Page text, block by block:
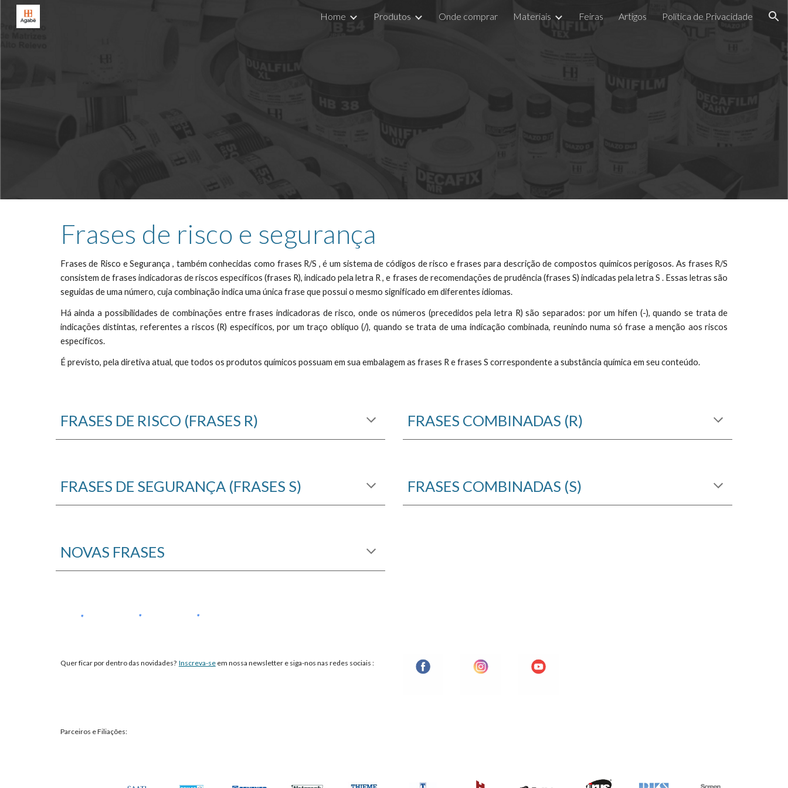
Skip to main content Skip to navigation
Home Produtos Onde comprar Materiais Feiras Artigos Política de Privacidade
Frases de risco e segurança
Frases de Risco e Segurança , também conhecidas como frases R/S , é um sistema de códigos de risco e frases para descrição de compostos químicos perigosos. As frases R/S
consistem de frases indicadoras de riscos específicos (frases R), indicado pela letra R , e frases de recomendações de prudência (frases S) indicadas pela letra S . Essas letras são
seguidas de uma número, cuja combinação indica uma única frase que possui o mesmo significado em diferentes idiomas.
Há ainda a possibilidades de combinações entre frases indicadoras de risco, onde os números (precedidos pela letra R) são separados: por um hífen (-), quando se trata de
indicações distintas, referentes a riscos (R) específicos, por um traço oblíquo (/), quando se trata de uma indicação combinada, reunindo numa só frase a menção aos riscos
específicos.
É previsto, pela diretiva atual, que todos os produtos químicos possuam em sua embalagem as frases R e frases S correspondente a substância química em seu conteúdo.
FRASES DE RISCO (FRASES R) FRASES COMBINADAS (R)
FRASES DE SEGURANÇA (FRASES S) FRASES COMBINADAS (S)
NOVAS FRASES
Quer ficar por dentro das novidades? Inscreva-seem nossa newsletter e siga-nos nas redes sociais :
Parceiros e Filiações: